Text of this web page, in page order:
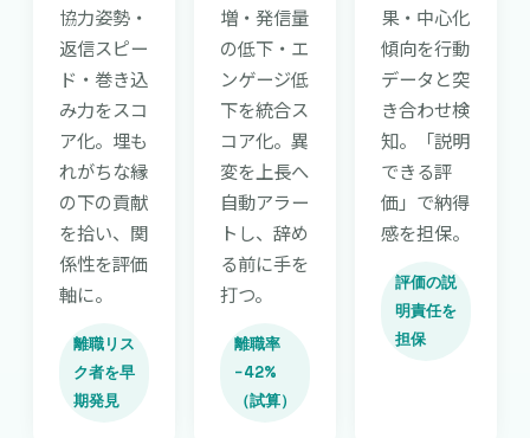
協力姿勢・
返信スピー
ド・巻き込
み力をスコ
ア化。埋も
れがちな縁
の下の貢献
を拾い、関
係性を評価
軸に。
離職リス
ク者を早
期発見
増・発信量
の低下・エ
ンゲージ低
下を統合ス
コア化。異
変を上長へ
自動アラー
トし、辞め
る前に手を
打つ。
離職率
−42%
（試算）
果・中心化
傾向を行動
データと突
き合わせ検
知。「説明
できる評
価」で納得
感を担保。
評価の説
明責任を
担保